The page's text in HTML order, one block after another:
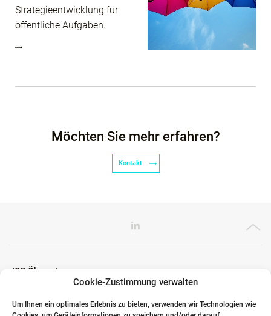
Cookie-Zustimmung verwalten
Um Ihnen ein optimales Erlebnis zu bieten, verwenden wir Technologien wie
Strategieentwicklung für
öffentliche Aufgaben.
Möchten Sie mehr erfahren?
Kontakt
ICG Ökosystem